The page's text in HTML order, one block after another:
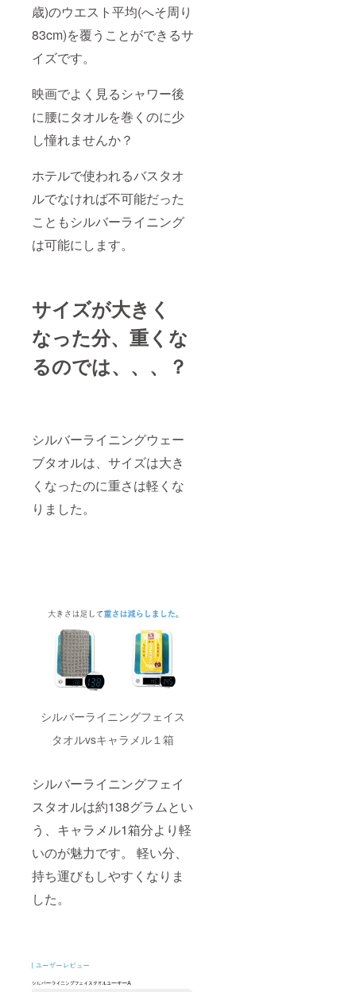
歳)のウエスト平均(へそ周り
83cm)を覆うことができるサ
イズです。
映画でよく見るシャワー後
に腰にタオルを巻くのに少
し憧れませんか？
ホテルで使われるバスタオ
ルでなければ不可能だった
こともシルバーライニング
は可能にします。
サイズが大きく
なった分、重くな
るのでは、、、？
シルバーライニングウェー
ブタオルは、サイズは大き
くなったのに重さは軽くな
りました。
シルバーライニングフェイス
タオルvsキャラメル１箱
シルバーライニングフェイ
スタオルは約138グラムとい
う、キャラメル1箱分より軽
いのが魅力です。 軽い分、
持ち運びもしやすくなりま
した。